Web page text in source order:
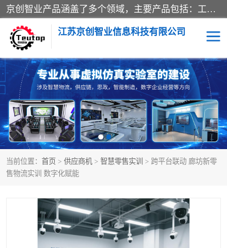
京创智业产品涵盖了多个领域，主要产品包括：工业4.0生产线解决方案，智慧物流综合实训室，教学设备与实验室建设，虚拟仿真实验室等。公司将秉持“创新、执着、诚信、共赢”的理念，以“将服务当作使命”为核心价值观，致力于为客户创造价值，与客户、合作伙伴和员工共同成长。
江苏京创智业信息科技有限公司
当前位置： 首页 > 供应商机 > 智慧零售实训
> 跨平台联动 廊坊新零
售物流实训 数字化赋能
VR物流实训 低碳供应链
生产系统仿真 冷链物流
供应链管理 思政
智慧零售实训 智能制造
物流数字孪生 数字企业经营
工业工程实训室